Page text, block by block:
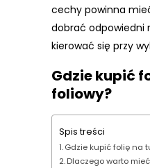
cechy powinna
dobrać odpowiedni
kierować się przy
Gdzie kupić
foliowy?
Spis treści
Gdzie kupić folię na
Dlaczego warto